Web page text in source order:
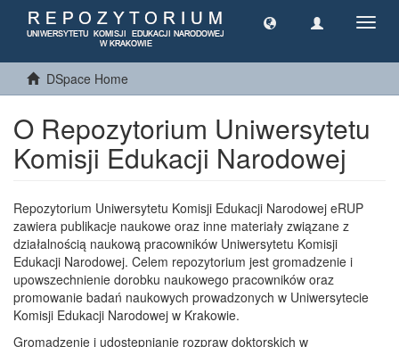
DSpace Home
O Repozytorium Uniwersytetu
Komisji Edukacji Narodowej
Repozytorium Uniwersytetu Komisji Edukacji Narodowej eRUP
zawiera publikacje naukowe oraz inne materiały związane z
działalnością naukową pracowników Uniwersytetu Komisji
Edukacji Narodowej. Celem repozytorium jest gromadzenie i
upowszechnienie dorobku naukowego pracowników oraz
promowanie badań naukowych prowadzonych w Uniwersytecie
Komisji Edukacji Narodowej w Krakowie.
Gromadzenie i udostępnianie rozpraw doktorskich w